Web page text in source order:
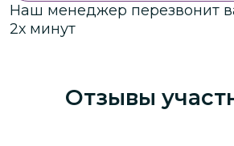
Наш менеджер перезвонит
2х минут
Отзывы